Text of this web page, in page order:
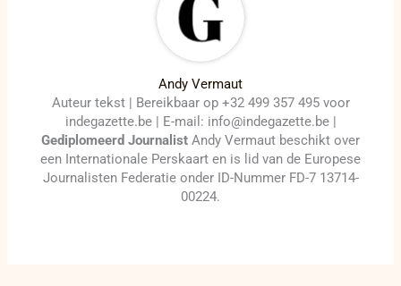
Andy Vermaut
Auteur tekst | Bereikbaar op +32 499 357 495 voor
indegazette.be | E-mail: info@indegazette.be |
Gediplomeerd Journalist Andy Vermaut beschikt over
een Internationale Perskaart en is lid van de Europese
Journalisten Federatie onder ID-Nummer FD-7 13714-
00224.